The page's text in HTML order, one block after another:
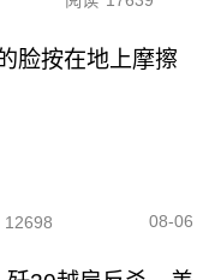
脸按在地上摩擦
12698 08-06